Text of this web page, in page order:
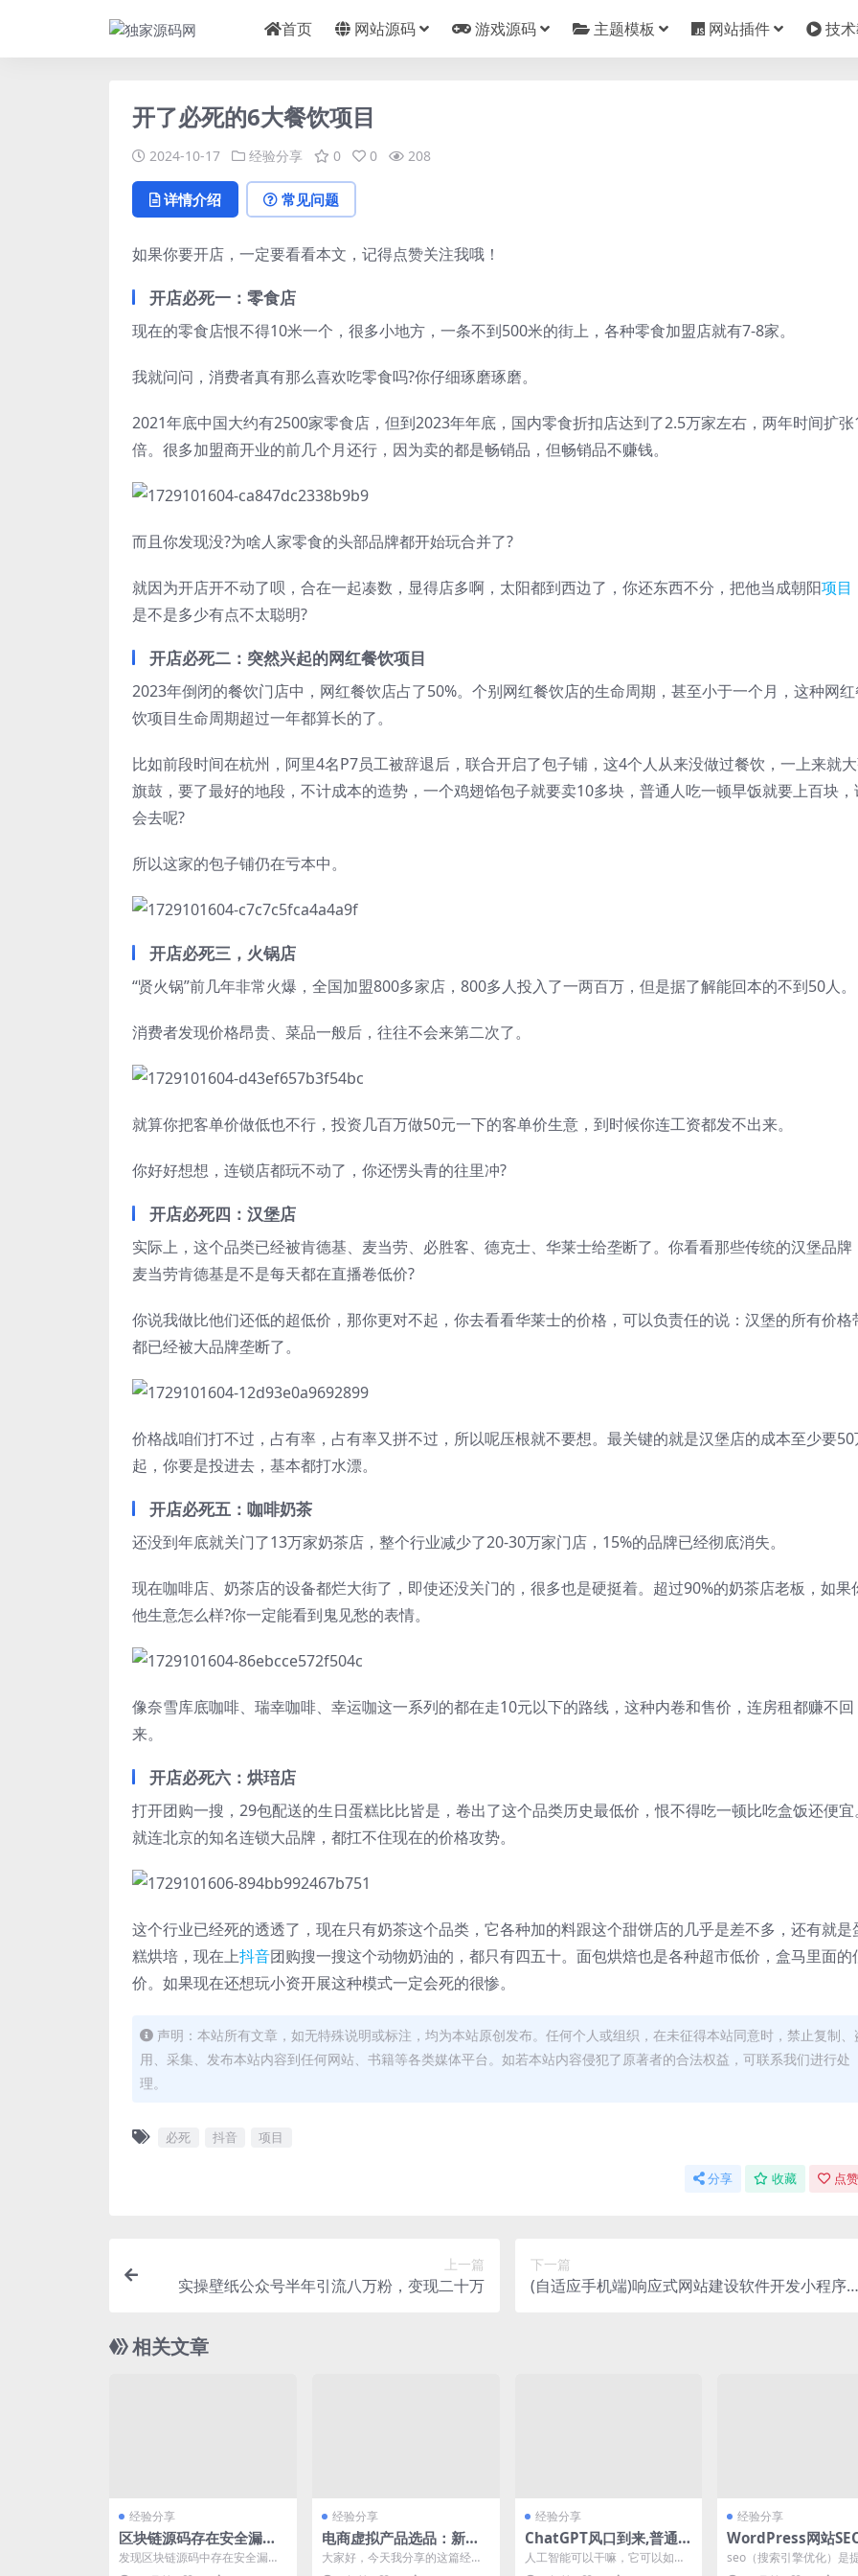
首页 网站源码 游戏源码 主题模板 网站插件 技
开了必死的6大餐饮项目
2024-10-17 经验分享 0 0 208
详情介绍 常见问题
如果你要开店，一定要看看本文，记得点赞关注我哦！
开店必死一：零食店
现在的零食店恨不得10米一个，很多小地方，一条不到500米的街上，各种零食加盟店就有7-8家。
我就问问，消费者真有那么喜欢吃零食吗?你仔细琢磨琢磨。
2021年底中国大约有2500家零食店，但到2023年年底，国内零食折扣店达到了2.5万家左右，两年时间扩
倍。很多加盟商开业的前几个月还行，因为卖的都是畅销品，但畅销品不赚钱。
而且你发现没?为啥人家零食的头部品牌都开始玩合并了?
就因为开店开不动了呗，合在一起凑数，显得店多啊，太阳都到西边了，你还东西不分，把他当成朝阳项目
是不是多少有点不太聪明?
开店必死二：突然兴起的网红餐饮项目
2023年倒闭的餐饮门店中，网红餐饮店占了50%。个别网红餐饮店的生命周期，甚至小于一个月，这种网
饮项目生命周期超过一年都算长的了。
比如前段时间在杭州，阿里4名P7员工被辞退后，联合开启了包子铺，这4个人从来没做过餐饮，一上来就
旗鼓，要了最好的地段，不计成本的造势，一个鸡翅馅包子就要卖10多块，普通人吃一顿早饭就要上百块，
会去呢?
所以这家的包子铺仍在亏本中。
开店必死三，火锅店
“贤火锅”前几年非常火爆，全国加盟800多家店，800多人投入了一两百万，但是据了解能回本的不到50人。
消费者发现价格昂贵、菜品一般后，往往不会来第二次了。
就算你把客单价做低也不行，投资几百万做50元一下的客单价生意，到时候你连工资都发不出来。
你好好想想，连锁店都玩不动了，你还愣头青的往里冲?
开店必死四：汉堡店
实际上，这个品类已经被肯德基、麦当劳、必胜客、德克士、华莱士给垄断了。你看看那些传统的汉堡品牌
麦当劳肯德基是不是每天都在直播卷低价?
你说我做比他们还低的超低价，那你更对不起，你去看看华莱士的价格，可以负责任的说：汉堡的所有价格
都已经被大品牌垄断了。
价格战咱们打不过，占有率，占有率又拼不过，所以呢压根就不要想。最关键的就是汉堡店的成本至少要50
起，你要是投进去，基本都打水漂。
开店必死五：咖啡奶茶
还没到年底就关门了13万家奶茶店，整个行业减少了20-30万家门店，15%的品牌已经彻底消失。
现在咖啡店、奶茶店的设备都烂大街了，即使还没关门的，很多也是硬挺着。超过90%的奶茶店老板，如果
他生意怎么样?你一定能看到鬼见愁的表情。
像奈雪库底咖啡、瑞幸咖啡、幸运咖这一系列的都在走10元以下的路线，这种内卷和售价，连房租都赚不回
来。
开店必死六：烘琣店
打开团购一搜，29包配送的生日蛋糕比比皆是，卷出了这个品类历史最低价，恨不得吃一顿比吃盒饭还便宜
就连北京的知名连锁大品牌，都扛不住现在的价格攻势。
这个行业已经死的透透了，现在只有奶茶这个品类，它各种加的料跟这个甜饼店的几乎是差不多，还有就是
糕烘培，现在上抖音团购搜一搜这个动物奶油的，都只有四五十。面包烘焙也是各种超市低价，盒马里面的
价。如果现在还想玩小资开展这种模式一定会死的很惨。
声明：本站所有文章，如无特殊说明或标注，均为本站原创发布。任何个人或组织，在未征得本站同意时，禁止复制、
用、采集、发布本站内容到任何网站、书籍等各类媒体平台。如若本站内容侵犯了原著者的合法权益，可联系我们进行处
理。
必死 抖音 项目
分享 收藏 点
上一篇
实操壁纸公众号半年引流八万粉，变现二十万
下一篇
(自适应手机端)响应式网站建设软件开发小程序
相关文章
经验分享
区块链源码存在安全漏洞
怎么办 审计修复指南
发现区块链源码中存在安全漏洞
是开发者和维护者必须严肃面对
经验分享
电商虚拟产品选品：新手
小白如何规避侵权、违规
大家好，今天我分享的这篇经验
贴，是关于电商虚拟选品方面的
经验分享
ChatGPT风口到来,普通人
也能抓住机会
人工智能可以干嘛，它可以如真
实的人一样，与别人聊天，写文
经验分享
WordPress网站
设置与常见问题解决
seo（搜索引擎优化）是
dPress网站在搜索引擎